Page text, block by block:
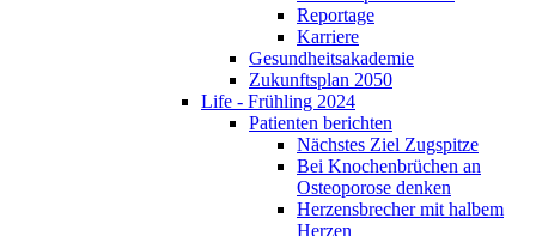
Reportage
Karriere
Gesundheitsakademie
Zukunftsplan 2050
Life - Frühling 2024
Patienten berichten
Nächstes Ziel Zugspitze
Bei Knochenbrüchen an
Osteoporose denken
Herzensbrecher mit halbem
Herzen